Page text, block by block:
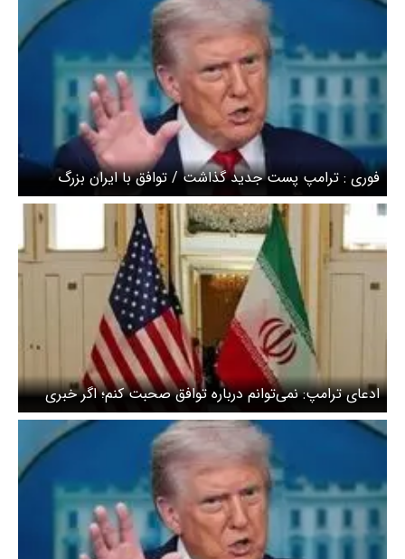
فوری : ترامپ پست جدید گذاشت / توافق با ایران بزرگ
خواهد بود + عکس
ادعای ترامپ: نمی‌توانم درباره توافق صحبت کنم؛ اگر خبری
باشد، فقط خبر خوب است